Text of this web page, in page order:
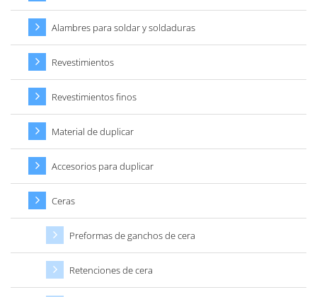
Alambres para soldar y soldaduras
Revestimientos
Revestimientos finos
Material de duplicar
Accesorios para duplicar
Ceras
Preformas de ganchos de cera
Retenciones de cera